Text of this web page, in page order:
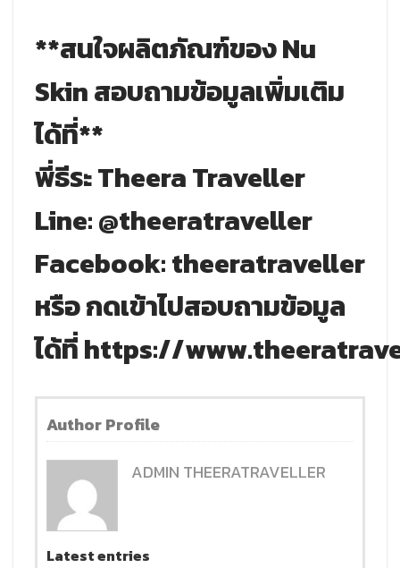
**สนใจผลิตภัณฑ์ของ Nu
Skin สอบถามข้อมูลเพิ่มเติม
ได้ที่**
พี่ธีระ Theera Traveller
Line: @theeratraveller
Facebook: theeratraveller
หรือ กดเข้าไปสอบถามข้อมูล
ได้ที่https://
Author Profile
ADMIN THEERATRAVELLER
Latest entries